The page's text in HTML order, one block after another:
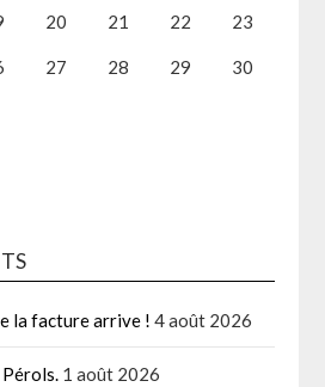
20 21 22 23
27 28 29 30
la facture arrive ! 4 août 2026
1 août 2026